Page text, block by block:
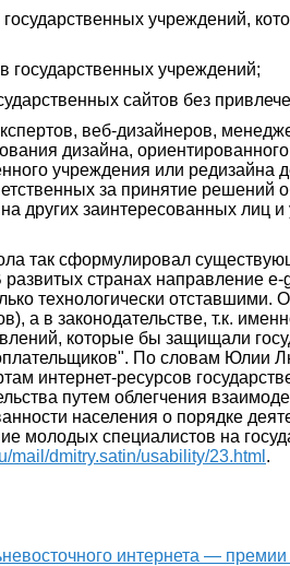
учреждений,
государственных учреждений;
сайтов без
веб-дизайнеров,
дизайна, ориентированного
учреждения или редизайна
за принятие
других заинтересованных лиц и
так сформулировал
странах направление e-
технологически отставшими.
а в законодательстве, т.к.
которые бы защищали
По словам Юлии
интернет-ресурсов
путем облегчения
населения о порядке
молодых специалистов на
mail/dmitry.satin/usability/23.html .
интернета —